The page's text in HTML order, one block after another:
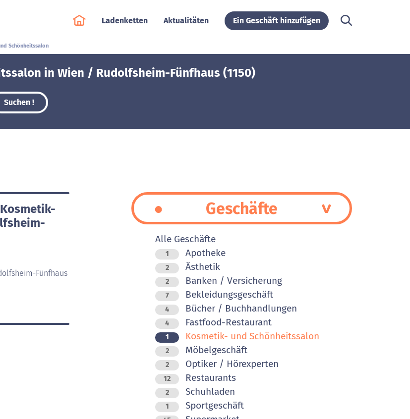
Ladenketten Aktualitäten Ein Geschäft hinzufügen
Schönheitssalon
in Wien / Rudolfsheim-Fünfhaus (1150)
Suchen !
Fünfhaus
Geschäfte
Alle Geschäfte
1 Apotheke
2 Ästhetik
2 Banken / Versicherung
7 Bekleidungsgeschäft
4 Bücher / Buchhandlungen
4 Fastfood-Restaurant
1 Kosmetik- und Schönheitssalon
2 Möbelgeschäft
2 Optiker / Hörexperten
12 Restaurants
2 Schuhladen
1 Sportgeschäft